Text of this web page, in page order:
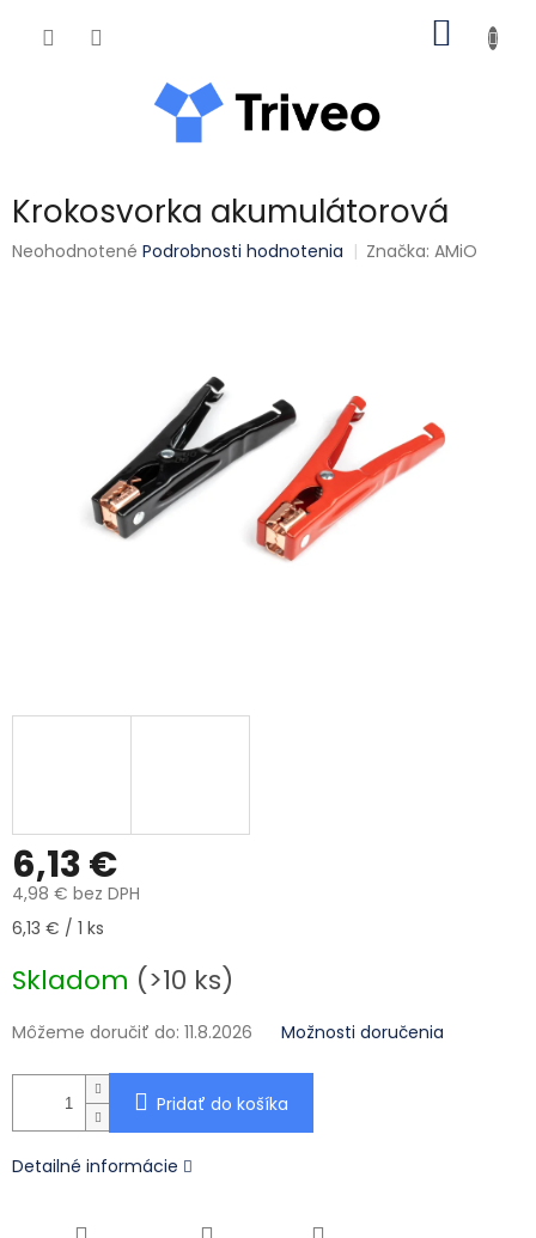
Krokosvorka akumulátorová
Priemerné hodnotenie produktu je 0,0 z 5 hviezdičiek.
Neohodnotené Podrobnosti hodnotenia Značka:AMiO
6,13 €
4,98 € bez DPH
Jednotková cena:
6,13 € / 1 ks
Skladom (>10 ks)
Môžeme doručiť do: 11.8.2026 Možnosti doručenia
Pridať do košíka
Detailné informácie